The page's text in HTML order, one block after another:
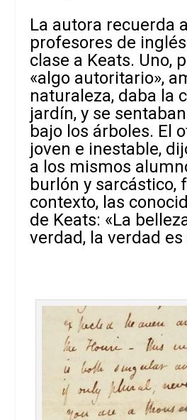
La autora recuerda
profesores de
clase a Keats. Uno,
«algo autoritario»,
naturaleza, daba la
jardín, y se
bajo los árboles. El
joven e inestable,
a los mismos
burlón y sarcástico,
contexto, las
de Keats: «La
verdad, la verdad es